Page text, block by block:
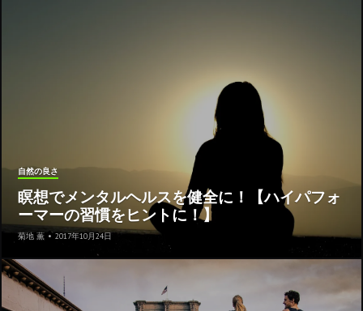
自然の良さ
瞑想でメンタルヘルスを健全に！【ハイパフォ
ーマーの習慣をヒントに！】
菊地 薫 • 2017年10月24日